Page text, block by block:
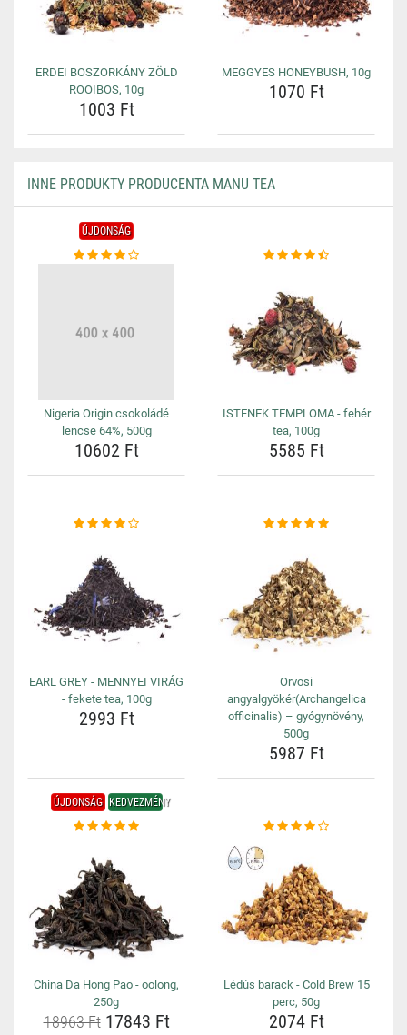
ERDEI BOSZORKÁNY ZÖLD
ROOIBOS, 10g
1003 Ft
MEGGYES HONEYBUSH, 10g
1070 Ft
INNE PRODUKTY PRODUCENTA MANU TEA
ÚJDONSÁG
Nigeria Origin csokoládé
lencse 64%, 500g
10602 Ft
ISTENEK TEMPLOMA - fehér
tea, 100g
5585 Ft
EARL GREY - MENNYEI VIRÁG
- fekete tea, 100g
2993 Ft
Orvosi
angyalgyökér(Archangelica
officinalis) – gyógynövény,
500g
5987 Ft
ÚJDONSÁG KEDVEZMÉNY
China Da Hong Pao - oolong,
250g
18963 Ft17843 Ft
Lédús barack - Cold Brew 15
perc, 50g
2074 Ft